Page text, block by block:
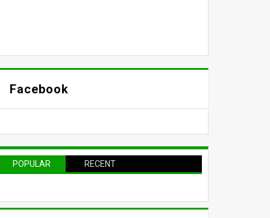
Facebook
POPULAR RECENT